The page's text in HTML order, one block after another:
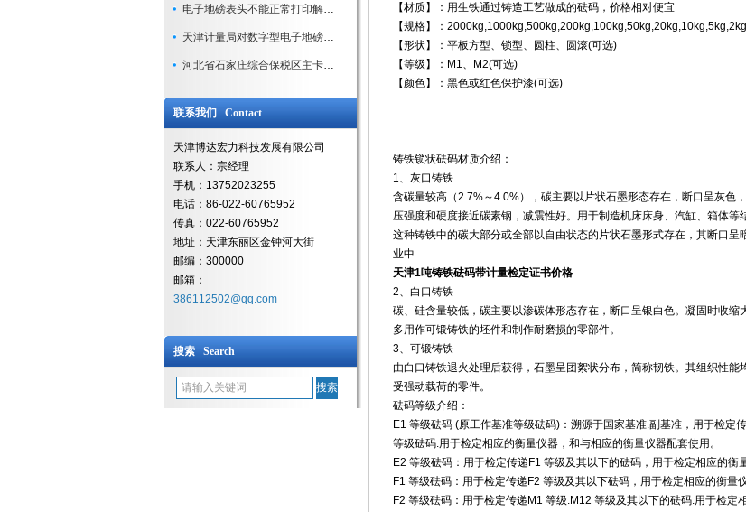
电子地磅表头不能正常打印解决方法
天津计量局对数字型电子地磅计量校准步骤
河北省石家庄综合保税区主卡口启用
联系我们 Contact
天津博达宏力科技发展有限公司
联系人：宗经理
手机：13752023255
电话：86-022-60765952
传真：022-60765952
地址：天津东丽区金钟河大街
邮编：300000
邮箱：
386112502@qq.com
搜索 Search
【材质】：用生铁通过铸造工艺做成的砝码，价格相对便宜
【规格】：
【形状】：平板方型、锁型、圆柱、圆滚(可选)
【等级】：M1、M2(可选)
【颜色】：黑色或红色保护漆(可选)
铸铁锁状砝码材质介绍：
1、灰口铸铁
含碳量较高（2.7%～4.0%），碳主要以片状石墨形态存在，断口呈灰
压强度和硬度接近碳素钢，减震性好。用于制造机床床身、汽缸、箱体等
这种铸铁中的碳大部分或全部以自由状态的片状石墨形式存在，其断口
业中
天津1吨铸铁砝码带计量检定证书价格
2、白口铸铁
碳、硅含量较低，碳主要以渗碳体形态存在，断口呈银白色。凝固时收缩
多用作可锻铸铁的坯件和制作耐磨损的零部件。
3、可锻铸铁
由白口铸铁退火处理后获得，石墨呈团絮状分布，简称韧铁。其组织性
受强动载荷的零件。
砝码等级介绍：
E1 等级砝码 (原工作基准等级砝码)：溯源于国家基准.副基准，用于检定
等级砝码.用于检定相应的衡量仪器，和与相应的衡量仪器配套使用。
E2 等级砝码：用于检定传递F1 等级及其以下的砝码，用于检定相应的衡
F1 等级砝码：用于检定传递F2 等级及其以下砝码，用于检定相应的衡量
F2 等级砝码：用于检定传递M1 等级.M12 等级及其以下的砝码.用于检定